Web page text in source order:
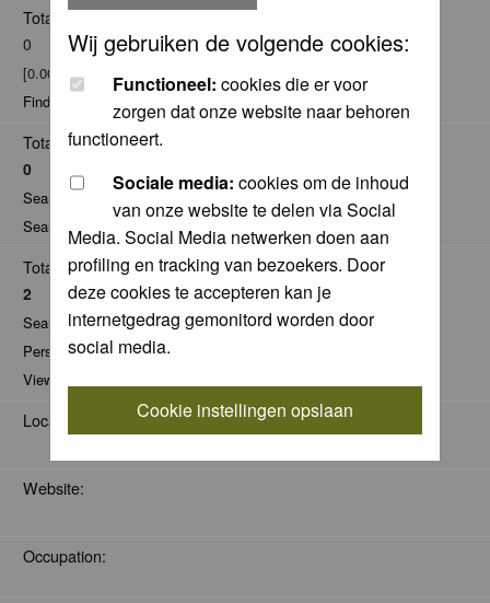
Wij gebruiken de volgende cookies:
Functioneel: cookies die er voor
zorgen dat onze website naar behoren
functioneert.
Sociale media: cookies om de inhoud
van onze website te delen via Social
Media. Social Media netwerken doen aan
profiling en tracking van bezoekers. Door
deze cookies te accepteren kan je
internetgedrag gemonitord worden door
social media.
Cookie instellingen opslaan
Total posts:
0
[0.00% of total / 0.00 posts per day]
Find all posts by A.Hijwegen
Total Comments:
0
Search for comments by this user
Search for all nominations given by this user
Total Pics:
2
Search for pics made by A.Hijwegen
Personal Gallery of A.Hijwegen
View comments on pics of A.Hijwegen
Location:
Website:
Occupation: